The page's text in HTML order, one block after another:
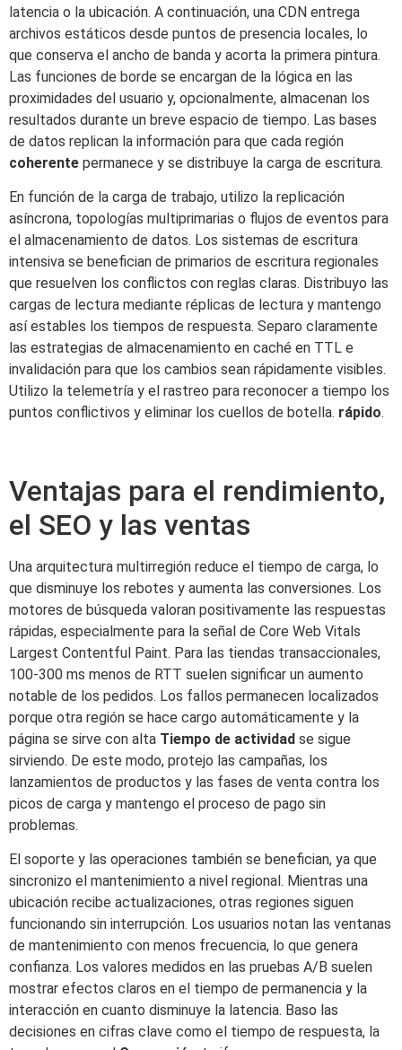
latencia o la ubicación. A continuación, una CDN entrega
archivos estáticos desde puntos de presencia locales, lo
que conserva el ancho de banda y acorta la primera pintura.
Las funciones de borde se encargan de la lógica en las
proximidades del usuario y, opcionalmente, almacenan los
resultados durante un breve espacio de tiempo. Las bases
de datos replican la información para que cada región
coherente permanece y se distribuye la carga de escritura.
En función de la carga de trabajo, utilizo la replicación
asíncrona, topologías multiprimarias o flujos de eventos para
el almacenamiento de datos. Los sistemas de escritura
intensiva se benefician de primarios de escritura regionales
que resuelven los conflictos con reglas claras. Distribuyo las
cargas de lectura mediante réplicas de lectura y mantengo
así estables los tiempos de respuesta. Separo claramente
las estrategias de almacenamiento en caché en TTL e
invalidación para que los cambios sean rápidamente visibles.
Utilizo la telemetría y el rastreo para reconocer a tiempo los
puntos conflictivos y eliminar los cuellos de botella. rápido.
Ventajas para el rendimiento,
el SEO y las ventas
Una arquitectura multirregión reduce el tiempo de carga, lo
que disminuye los rebotes y aumenta las conversiones. Los
motores de búsqueda valoran positivamente las respuestas
rápidas, especialmente para la señal de Core Web Vitals
Largest Contentful Paint. Para las tiendas transaccionales,
100-300 ms menos de RTT suelen significar un aumento
notable de los pedidos. Los fallos permanecen localizados
porque otra región se hace cargo automáticamente y la
página se sirve con alta Tiempo de actividad se sigue
sirviendo. De este modo, protejo las campañas, los
lanzamientos de productos y las fases de venta contra los
picos de carga y mantengo el proceso de pago sin
problemas.
El soporte y las operaciones también se benefician, ya que
sincronizo el mantenimiento a nivel regional. Mientras una
ubicación recibe actualizaciones, otras regiones siguen
funcionando sin interrupción. Los usuarios notan las ventanas
de mantenimiento con menos frecuencia, lo que genera
confianza. Los valores medidos en las pruebas A/B suelen
mostrar efectos claros en el tiempo de permanencia y la
interacción en cuanto disminuye la latencia. Baso las
decisiones en cifras clave como el tiempo de respuesta, la